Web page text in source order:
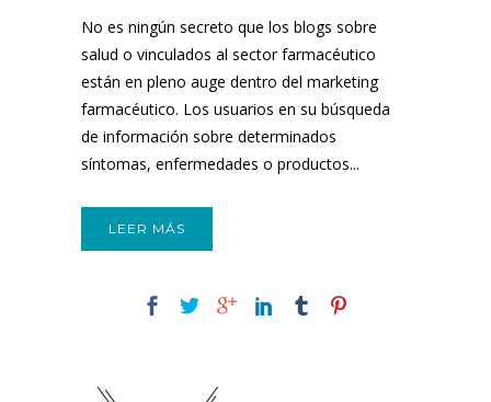
No es ningún secreto que los blogs sobre
salud o vinculados al sector farmacéutico
están en pleno auge dentro del marketing
farmacéutico. Los usuarios en su búsqueda
de información sobre determinados
síntomas, enfermedades o productos...
LEER MÁS